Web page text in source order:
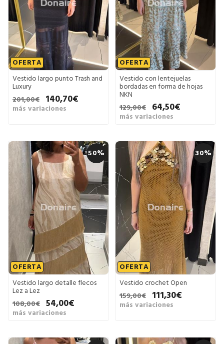
OFERTA
Vestido largo punto Trash and
Luxury
201,00€
140,70€
más variaciones
OFERTA
Vestido con lentejuelas
bordadas en forma de hojas
NKN
129,00€
64,50€
más variaciones
50%
OFERTA
Vestido largo detalle flecos
Lez a Lez
108,00€ 54,00€
más variaciones
30%
OFERTA
Vestido crochet Open
159,00€
111,30€
más variaciones